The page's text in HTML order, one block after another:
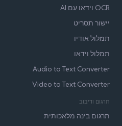
OCR וידאו עם AI
יישור תסריט
תמלול אודיו
תמלול וידאו
Audio to Text Converter
Video to Text Converter
תרגום ודיבוב
תרגום בינה מלאכותית